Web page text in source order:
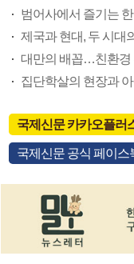
범어사에서 즐기는
제국과 현대, 두 시대
대만의 배꼽…친환경
국제신문 카카오플러
국제신문 공식 페이스